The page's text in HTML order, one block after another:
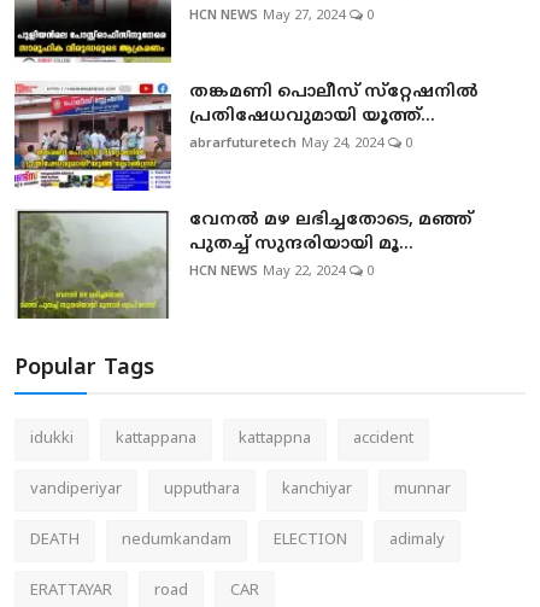
HCN NEWS May 27, 2024 0
തങ്കമണി പൊലീസ് സ്‌റ്റേഷനില്‍
പ്രതിഷേധവുമായി യൂത്ത്...
abrarfuturetech May 24, 2024 0
വേനല്‍ മഴ ലഭിച്ചതോടെ, മഞ്ഞ്
പുതച്ച് സുന്ദരിയായി മൂ...
HCN NEWS May 22, 2024 0
Popular Tags
idukki kattappana kattappna accident
vandiperiyar upputhara kanchiyar munnar
DEATH nedumkandam ELECTION adimaly
ERATTAYAR road CAR